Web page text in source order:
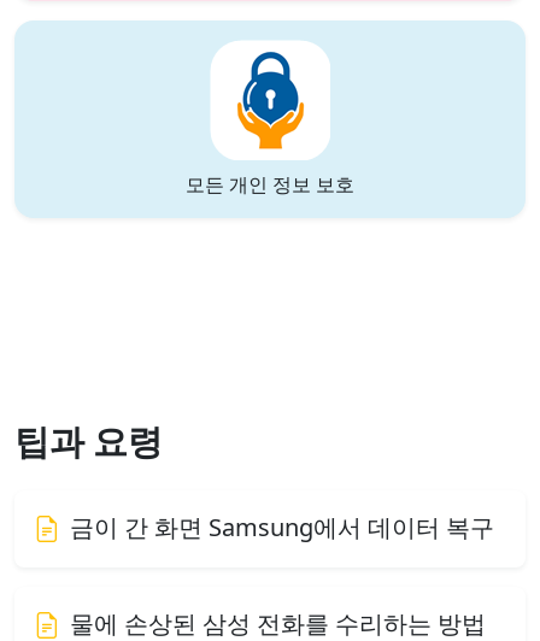
모든 개인 정보 보호
팁과 요령
금이 간 화면 Samsung에서 데이터 복구
물에 손상된 삼성 전화를 수리하는 방법